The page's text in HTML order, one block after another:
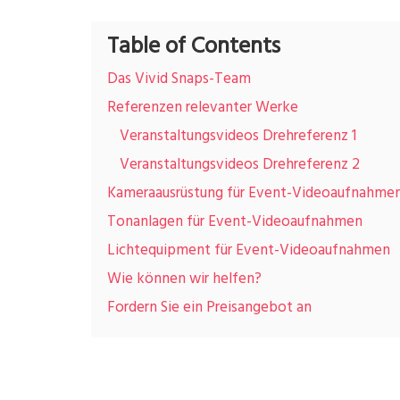
Table of Contents
Das Vivid Snaps-Team
Referenzen relevanter Werke
Veranstaltungsvideos Drehreferenz 1
Veranstaltungsvideos Drehreferenz 2
Kameraausrüstung für Event-
Tonanlagen für Event-Videoaufnahmen
Lichtequipment für Event-Videoaufnahmen
Wie können wir helfen?
Fordern Sie ein Preisangebot an